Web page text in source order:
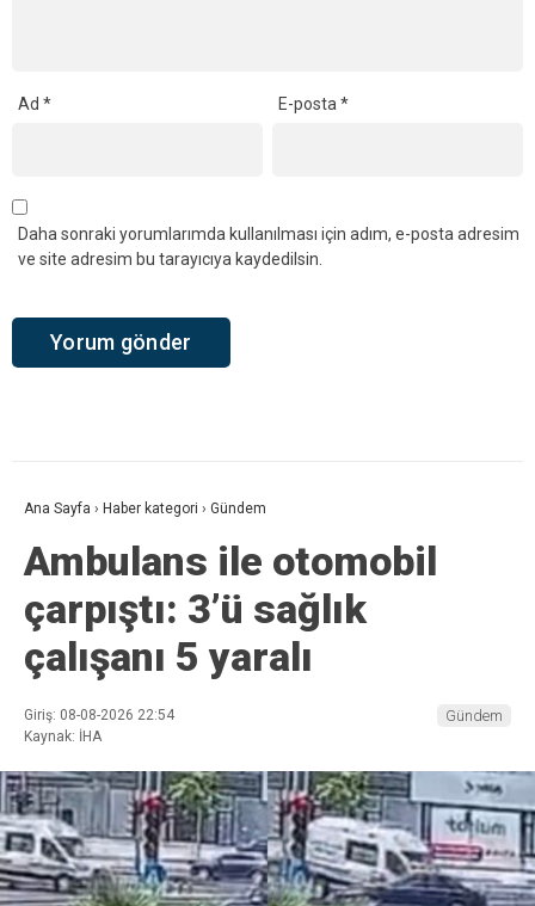
Ad * E-posta*
Daha sonraki yorumlarımda kullanılması için adım, e-posta adresim
ve site adresim bu tarayıcıya kaydedilsin.
Ana Sayfa › Haber kategori › Gündem
Ambulans ile otomobil
çarpıştı: 3’ü sağlık
çalışanı 5 yaralı
Giriş: 08-08-2026 22:54
Kaynak: İHA
Gündem